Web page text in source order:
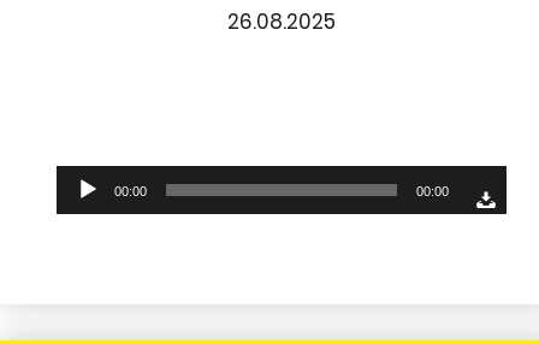
26.08.2025
Audio-
Player
00:00 00:00